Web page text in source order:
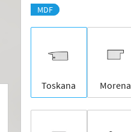
MDF
Toskana Morena